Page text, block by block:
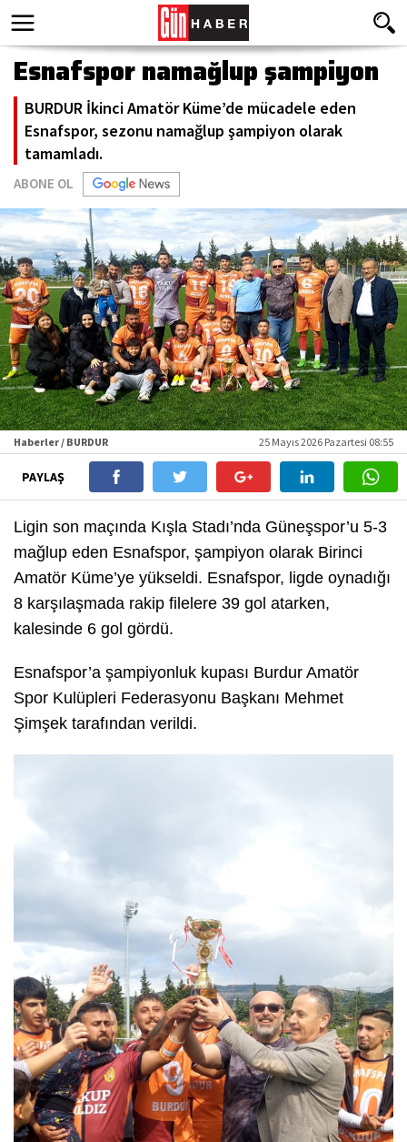
Esnafspor namağlup şampiyon
BURDUR İkinci Amatör Küme’de mücadele eden
Esnafspor, sezonu namağlup şampiyon olarak
tamamladı.
ABONE OL
Haberler / BURDUR 25 Mayıs 2026 Pazartesi 08:55
PAYLAŞ
Ligin son maçında Kışla Stadı’nda Güneşspor’u 5-3
mağlup eden Esnafspor, şampiyon olarak Birinci
Amatör Küme’ye yükseldi. Esnafspor, ligde oynadığı
8 karşılaşmada rakip filelere 39 gol atarken,
kalesinde 6 gol gördü.
Esnafspor’a şampiyonluk kupası Burdur Amatör
Spor Kulüpleri Federasyonu Başkanı Mehmet
Şimşek tarafından verildi.